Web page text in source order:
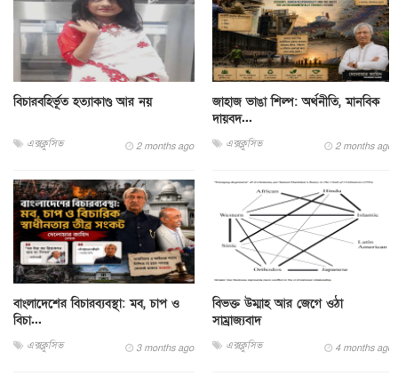
বিচারবহির্ভূত হত্যাকাণ্ড আর নয়
এক্সক্লুসিভ 2 months ago
জাহাজ ভাঙা শিল্প: অর্থনীতি, মানবিক
দায়বদ...
এক্সক্লুসিভ 2 months ago
বাংলাদেশের বিচারব্যবস্থা: মব, চাপ ও
বিচা...
এক্সক্লুসিভ 3 months ago
বিভক্ত উম্মাহ আর জেগে ওঠা
সাম্রাজ্যবাদ
এক্সক্লুসিভ 4 months ago